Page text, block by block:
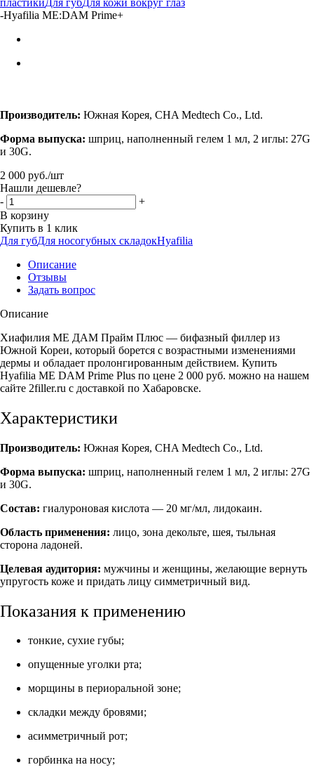
-Hyafilia ME:DAM Prime+
Производитель: Южная Корея, CHA Medtech Co., Ltd.
Форма выпуска: шприц, наполненный гелем 1 мл, 2 иглы: 27G
и 30G.
2 000 руб./шт
Нашли дешевле?
-
+
В корзину
Купить в 1 клик
Для губДля носогубных складокHyafilia
Описание
Отзывы
Задать вопрос
Описание
Хиафилия МЕ ДАМ Прайм Плюс — бифазный филлер из
Южной Кореи, который борется с возрастными изменениями
дермы и обладает пролонгированным действием. Купить
Hyafilia ME DAM Prime Plus по цене 2 000 руб. можно на нашем
сайте 2filler.ru с доставкой по Хабаровске.
Характеристики
Производитель: Южная Корея, CHA Medtech Co., Ltd.
Форма выпуска: шприц, наполненный гелем 1 мл, 2 иглы: 27G
и 30G.
Состав: гиалуроновая кислота — 20 мг/мл, лидокаин.
Область применения: лицо, зона декольте, шея, тыльная
сторона ладоней.
Целевая аудитория: мужчины и женщины, желающие вернуть
упругость коже и придать лицу симметричный вид.
Показания к применению
тонкие, сухие губы;
опущенные уголки рта;
морщины в периоральной зоне;
складки между бровями;
асимметричный рот;
горбинка на носу;